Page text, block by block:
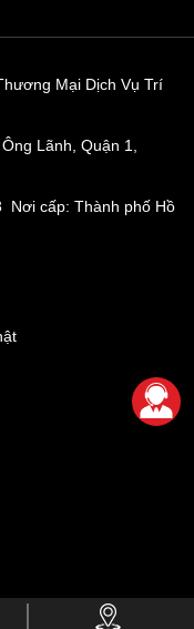
Mại Dịch Vụ Trí
Lãnh, Quận 1,
Nơi cấp: Thành phố Hồ